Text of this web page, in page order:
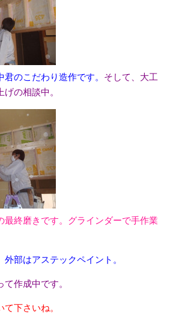
君のこだわり造作です。 そして、大工
の相談中。
最終磨きです。グラインダーで手作業
部はアステックペイント。
作成中です。
下さいね。